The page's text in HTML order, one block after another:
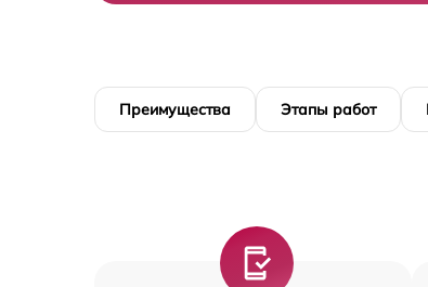
Преимущества Этапы работ